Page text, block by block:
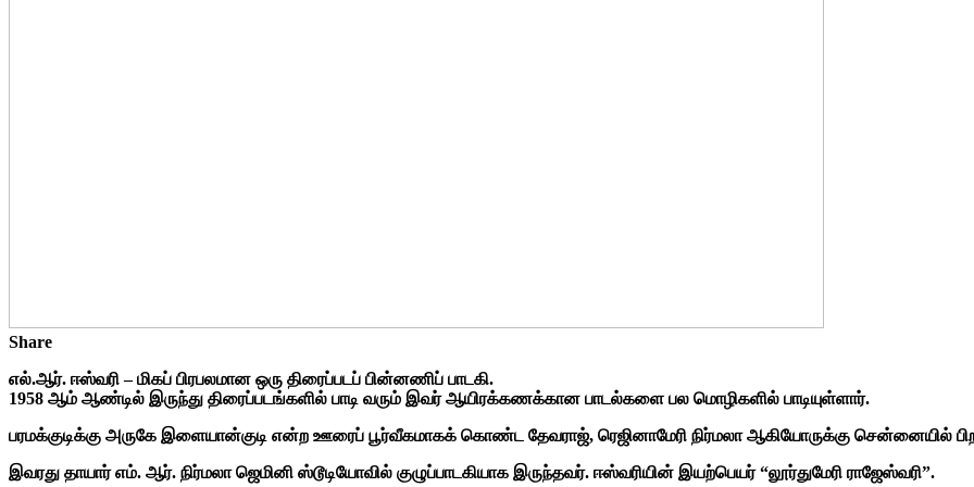
Share
எல்.ஆர். ஈஸ்வரி – மிகப் பிரபலமான ஒரு திரைப்படப் பின்னணிப் பாடகி.
1958 ஆம் ஆண்டில் இருந்து திரைப்படங்களில் பாடி வரும் இவர் ஆயிரக்கணக்கான பாடல்களை பல மொழிகளில் பாடியுள்ளார்.
பரமக்குடிக்கு அருகே இளையான்குடி என்ற ஊரைப் பூர்வீகமாகக் கொண்ட தேவராஜ், ரெஜினாமேரி நிர்மலா ஆகியோருக்கு சென்னையில்
இவரது தாயார் எம். ஆர். நிர்மலா ஜெமினி ஸ்டூடியோவில் குழுப்பாடகியாக இருந்தவர். ஈஸ்வரியின் இயற்பெயர் “லூர்துமேரி ராஜேஸ்வரி”.